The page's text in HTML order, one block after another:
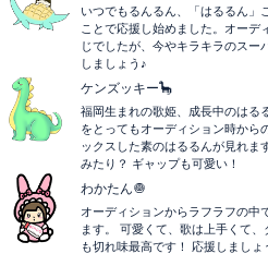
いつでもるんるん、「はるるん」
ことで応援し始めました。オーデ
じでしたが、今やキラキラのスー
しましょう♪
ケンズッキー🦕
福岡生まれの歌姫、成長中のはる
をとってもオーディション時から
ックスした素のはるるんが見れま
みたり？ ギャップも可愛い！
わかたん🧅
オーディションからラフラフの中
ます。 可愛くて、歌は上手くて
も切れ味最高です！ 応援しましょ